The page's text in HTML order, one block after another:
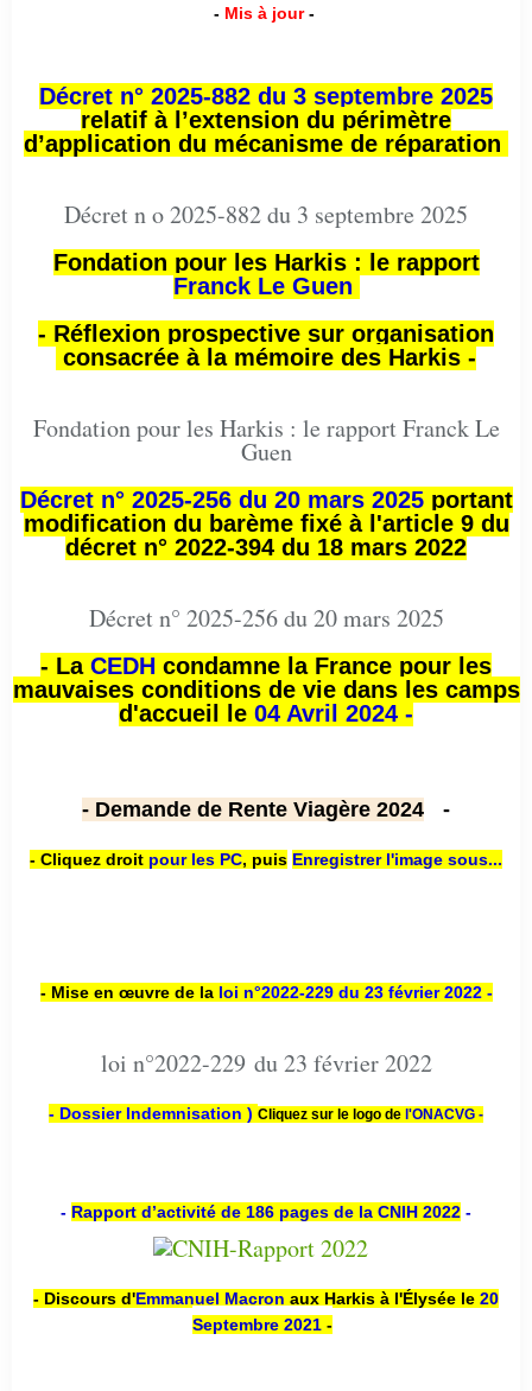
- Mis à jour -
Décret n° 2025-882 du 3 septembre 2025
relatif à l’extension du périmètre
d’application du mécanisme de réparation
Décret n o 2025-882 du 3 septembre 2025
Fondation pour les Harkis : le rapport
Franck Le Guen
- Réflexion prospective sur organisation
consacrée à la mémoire des Harkis -
Fondation pour les Harkis : le rapport Franck Le
Guen
Décret n° 2025-256 du 20 mars 2025portant
modification du barème fixé à l'article 9 du
décret n° 2022-394 du 18 mars 2022
Décret n° 2025-256 du 20 mars 2025
- La CEDH condamne la France pour les
mauvaises conditions de vie dans les camps
d'accueil le 04 Avril 2024 -
- Demande de Rente Viagère 2024 -
- Cliquez droit pour les PC, puis Enregistrer l'image sous...
- Mise en œuvre de la loi n°2022-229 du 23 février 2022 -
loi n°2022-229 du 23 février 2022
- Dossier Indemnisation ) Cliquez sur le logo de l'ONACVG -
- Rapport d’activité de 186 pages de la CNIH 2022 -
- Discours d'Emmanuel Macron aux Harkis à l'Élysée le 20
Septembre 2021 -